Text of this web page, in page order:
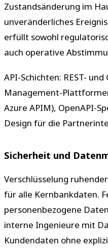
Zustandsänderung im
unveränderliches
erfüllt sowohl
auch operative
API-Schichten: REST-
Management-
Azure APIM), OpenAPI-
Design für die
Sicherheit und
Verschlüsselung
für alle Kernbankdaten.
personenbezogene
interne Ingenieure mit
Kundendaten ohne